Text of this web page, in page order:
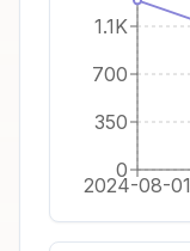
2024-08-01
0
350
700
1.1K